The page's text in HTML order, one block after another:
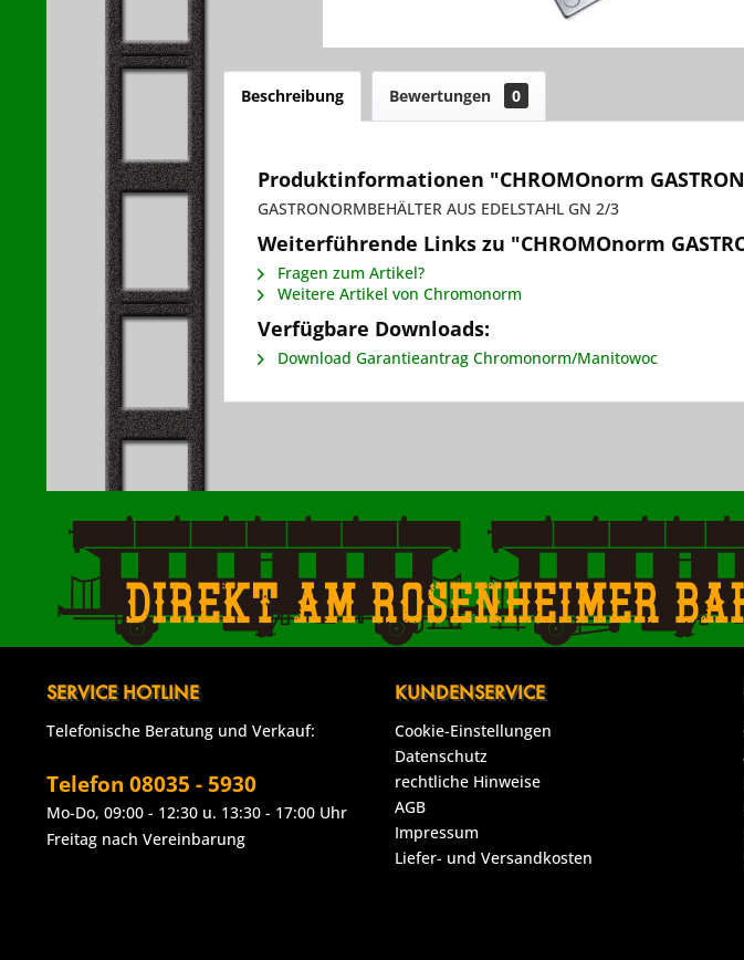
Beschreibung Bewertungen 0
Produktinformationen "CHROMOnorm
GASTRONORMBEHÄLTER AUS EDELSTAHL GN 2/3
Weiterführende Links zu "CHROMOnorm
Fragen zum Artikel?
Weitere Artikel von Chromonorm
Verfügbare Downloads:
Download Garantieantrag Chromonorm/Manitowoc
Direkt am Rosenheimer
SERVICE HOTLINE
Telefonische Beratung und Verkauf:
Telefon 08035 - 5930
Mo-Do, 09:00 - 12:30 u. 13:30 - 17:00 Uhr
Freitag nach Vereinbarung
KUNDENSERVICE
Cookie-Einstellungen
Datenschutz
rechtliche Hinweise
AGB
Impressum
Liefer- und Versandkosten